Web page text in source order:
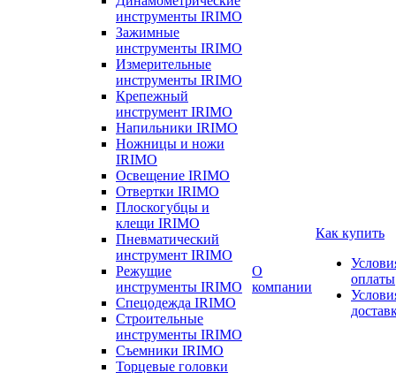
инструменты IRIMO
Зажимные
инструменты IRIMO
Измерительные
инструменты IRIMO
Крепежный
инструмент IRIMO
Напильники IRIMO
Ножницы и ножи
IRIMO
Освещение IRIMO
Отвертки IRIMO
Плоскогубцы и
клещи IRIMO
Пневматический
инструмент IRIMO
Режущие
инструменты IRIMO
Спецодежда IRIMO
Строительные
инструменты IRIMO
Съемники IRIMO
Торцевые головки
О
компании
Как купить
оплаты